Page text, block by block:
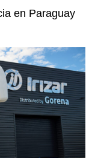
en Paraguay